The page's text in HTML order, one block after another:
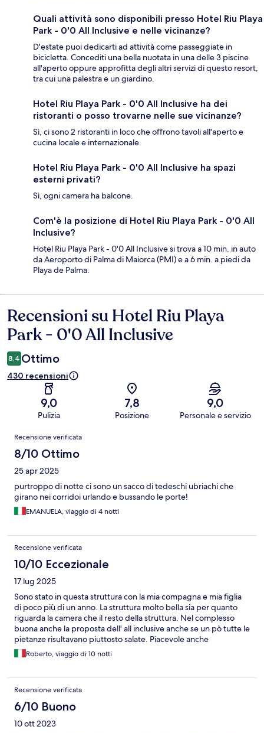
Quali attività sono disponibili presso Hotel Riu Playa
Park - 0'0 All Inclusive e nelle vicinanze?
D'estate puoi dedicarti ad attività come passeggiate in
bicicletta. Concediti una bella nuotata in una delle 3 piscine
all'aperto oppure approfitta degli altri servizi di questo resort,
tra cui una palestra e un giardino.
Hotel Riu Playa Park - 0'0 All Inclusive ha dei
ristoranti o posso trovarne nelle sue vicinanze?
Sì, ci sono 2 ristoranti in loco che offrono tavoli all'aperto e
cucina locale e internazionale.
Hotel Riu Playa Park - 0'0 All Inclusive ha spazi
esterni privati?
Sì, ogni camera ha balcone.
Com'è la posizione di Hotel Riu Playa Park - 0'0 All
Inclusive?
Hotel Riu Playa Park - 0'0 All Inclusive si trova a 10 min. in auto
da Aeroporto di Palma di Maiorca (PMI) e a 6 min. a piedi da
Playa de Palma.
Recensioni
Recensioni su Hotel Riu Playa
Park - 0'0 All Inclusive
8,4 Ottimo
430 recensioni
9,0
Pulizia
7,8
Posizione
9,0
Personale e servizio
Recensioni
Recensione verificata
8/10 Ottimo
25 apr 2025
purtroppo di notte ci sono un sacco di tedeschi ubriachi che
girano nei corridoi urlando e bussando le porte!
EMANUELA, viaggio di 4 notti
Recensione verificata
10/10 Eccezionale
17 lug 2025
Sono stato in questa struttura con la mia compagna e mia figlia
di poco più di un anno. La struttura molto bella sia per quanto
riguarda la camera che il resto della struttura. Nel complesso
buona anche la proposta dell' all inclusive anche se un pò tutte le
pietanze risultavano piuttosto salate. Piacevole anche
l'intrattenimento con Roberto (simpaticissimo). L'unica cosa che
mancava, un pò piu di animazione per i bambini. Per il resto una
soprattutto con la bambina. Sicuramente ci ritorneremo in
futuro.
Roberto, viaggio di 10 notti
Recensione verificata
6/10 Buono
10 ott 2023